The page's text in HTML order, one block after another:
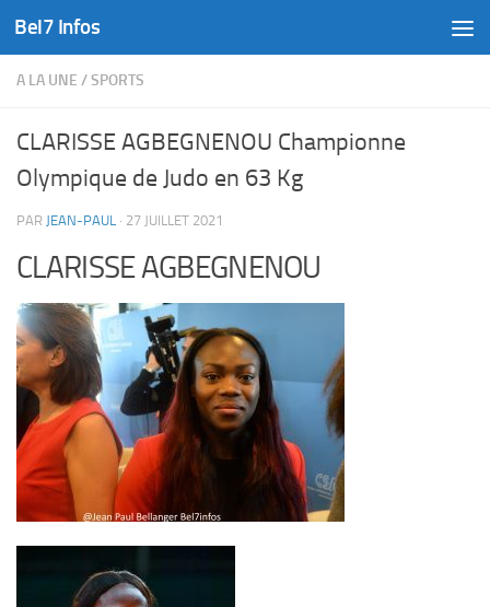
Skip to content
Bel7 Infos
A LA UNE /SPORTS
CLARISSE AGBEGNENOU Championne
Olympique de Judo en 63 Kg
PAR JEAN-PAUL · 27 JUILLET 2021
CLARISSE AGBEGNENOU